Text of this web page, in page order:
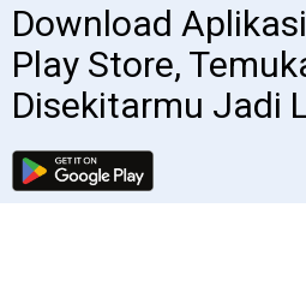
Download
Play Store,
Disekitarmu Jadi